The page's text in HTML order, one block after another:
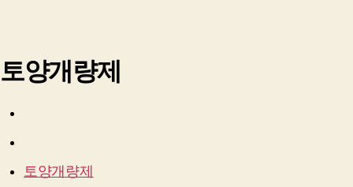
토양개량제
토양개량제